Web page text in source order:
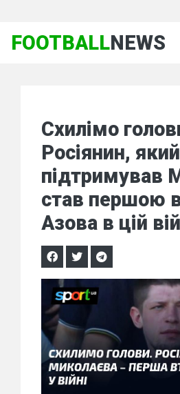
FOOTBALLNEWS
Схилімо
Росіянин, який
підтримував
став першою
Азова в цій